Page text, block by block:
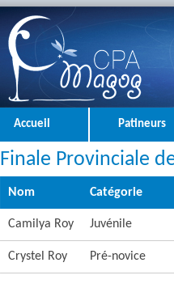
Accueil Patineurs
Finale Provinciale
Nom Catégorie
Camilya Roy Juvénile
Crystel Roy Pré-novice